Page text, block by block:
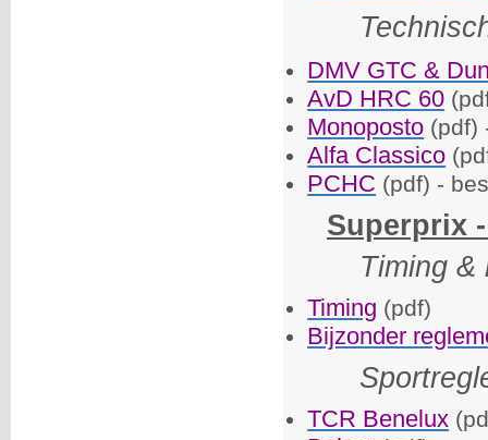
DMV GTC &
AvD HRC 60
Monoposto (pdf)
Alfa Classico
PCHC (pdf) -
Superprix
Timing &
Timing (pdf)
Bijzonder
TCR Benelux